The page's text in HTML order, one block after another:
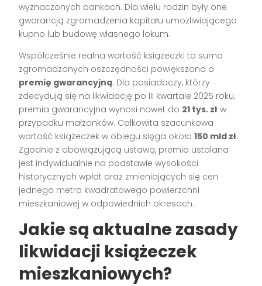
wyznaczonych bankach. Dla wielu rodzin były one
gwarancją zgromadzenia kapitału umożliwiającego
kupno lub budowę własnego lokum.
Współcześnie realna wartość książeczki to suma
zgromadzonych oszczędności powiększona o
premię gwarancyjną. Dla posiadaczy, którzy
zdecydują się na likwidację po III kwartale 2025 roku,
premia gwarancyjna wynosi nawet do 21 tys. zł w
przypadku małżonków. Całkowita szacunkowa
wartość książeczek w obiegu sięga około150 mld zł.
Zgodnie z obowiązującą ustawą, premia ustalana
jest indywidualnie na podstawie wysokości
historycznych wpłat oraz zmieniających się cen
jednego metra kwadratowego powierzchni
mieszkaniowej w odpowiednich okresach.
Jakie są aktualne zasady
likwidacji książeczek
mieszkaniowych?